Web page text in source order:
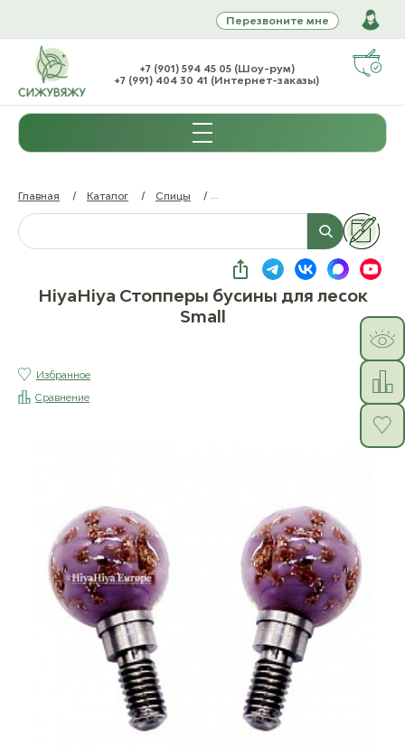
Перезвоните мне
+7 (901) 594 45 05 (Шоу-рум)
+7 (991) 404 30 41 (Интернет-заказы)
Главная / Каталог / Спицы /
HiyaHiya Стопперы бусины для лесок
Small
Избранное
Сравнение